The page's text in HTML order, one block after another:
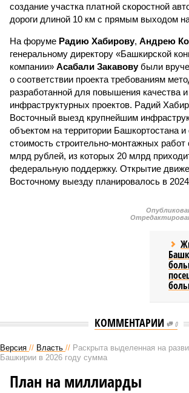
создание участка платной скоростной
дороги длиной 10 км с прямым выходом
На форуме Радию Хабирову, Андрею
генеральному директору «Башкирской
компании» Асабали Закавовубыли
о соответствии проекта требованиям
разработанной для повышения качества
инфраструктурных проектов. Радий
Восточный выезд крупнейшим
объектом на территории Башкортостана и
стоимость строительно-монтажных работ
млрд рублей, из которых 20 млрд
федеральную поддержку. Открытие
Восточному выезду планировалось в 2024
КОММЕНТАРИИ 0
Версия // Власть // Раскрыта выделенная на
Башкирии в 2026 году сумма
План на миллиарды